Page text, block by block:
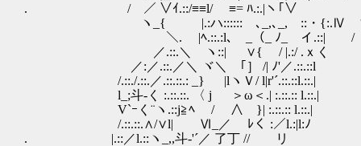
. / ／ ∨ｲ.::/≡≡l/ ≡= ﾊ.:.|ヽ｢∨
ヽ_{ |.:ハ:::::: ､_,､_, ::・{:.Ⅳ ∨ まま
＼. |ﾍ.::.:l､ _（_ ﾉ_ イ.::| / 観
／.::.＼ ヽ::| ∨{ / |.:/ .ｘく
／:／.::.／＼ ヾ＼ ｢］ /| ﾉ'／.::.::l
/.::./.::.／.::.::.: _} |lヽＶ/ l|r'´.::.::l.::.|
l_;斗-く :.::.::. 〈 j ＞ω＜.| :.::.:: l.::.|
V`ｰく¨ヽ.::j≧ﾍ / ∧ }| :.::.:: l.::.|
/.::.::.∧/∨l| Ⅵ_／ ﾚく :／l.:|l:ﾉ
. |.::／l.::ヽ_,,斗‐'´／ 了丁 // リ